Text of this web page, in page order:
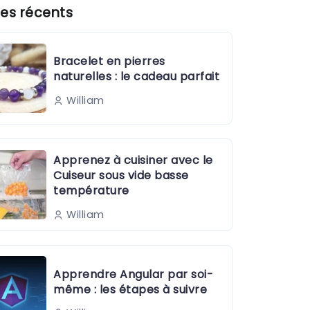
récents
Bracelet en pierres
naturelles : le cadeau parfait
William
Apprenez à cuisiner avec le
Cuiseur sous vide basse
température
William
Apprendre Angular par soi-
même : les étapes à suivre